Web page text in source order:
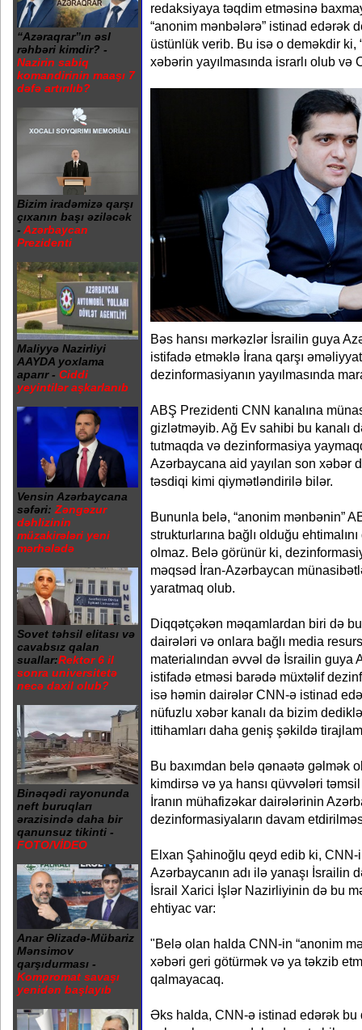
“Azəraqrar”ın əsl
rəhbəri kimdir? -
Nazirin sabiq
komandirinin maaşı 7
dəfə artırılıb?
Bizim iradəmizə qarşı
çıxanın başı əziləcək
- Azərbaycan
Prezidenti
Maliyyə Nazirliyi
AAYDA yoxlama
aparır - Ciddi
yeyintilər aşkarlanıb
Vensin Azərbaycana
səfəri: Zəngəzur
dəhlizinin
müzakirələri yeni
mərhələdə
Sovet təhsil elitası və
cavabsız qalan
suallar:Rektor 6 il
sonra universitetə
necə daxil olub?
Binəqədi rayonunda
neft buruqları
ərazisində daha bir
qanunsuz tikinti -
FOTO/VİDEO
Anar Əlizadə-Mübariz
Mənsimov
qarşıdurması -
Kompromat savaşı
yenidən başlayıb
redaksiyaya təqdim etməsinə
“anonim mənbələrə” istinad edərək
üstünlük verib. Bu isə o deməkdir ki,
xəbərin yayılmasında israrlı olub
Bəs hansı mərkəzlər İsrailin guya
istifadə etməklə İrana qarşı
dezinformasiyanın yayılmasında
ABŞ Prezidenti CNN kanalına
gizlətməyib. Ağ Ev sahibi bu kanalı
tutmaqda və dezinformasiya
Azərbaycana aid yayılan son xəbər
təsdiqi kimi qiymətləndirilə bilər.
Bununla belə, “anonim mənbənin”
strukturlarına bağlı olduğu
olmaz. Belə görünür ki,
məqsəd İran-Azərbaycan
yaratmaq olub.
Diqqətçəkən məqamlardan biri də
dairələri və onlara bağlı media
materialından əvvəl də İsrailin guya
istifadə etməsi barədə müxtəlif
isə həmin dairələr CNN-ə istinad
nüfuzlu xəbər kanalı da bizim
ittihamları daha geniş şəkildə
Bu baxımdan belə qənaətə gəlmək
kimdirsə və ya hansı qüvvələri
İranın mühafizəkar dairələrinin
dezinformasiyaların davam
Elxan Şahinoğlu qeyd edib ki, CNN-
Azərbaycanın adı ilə yanaşı İsrailin
İsrail Xarici İşlər Nazirliyinin də bu
ehtiyac var:
"Belə olan halda CNN-in “anonim
xəbəri geri götürmək və ya təkzib
qalmayacaq.
Əks halda, CNN-ə istinad edərək bu